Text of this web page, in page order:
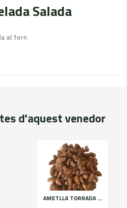
Salada
al forn
d'aquest venedor
AMETLLA TORRADA AMB PELL